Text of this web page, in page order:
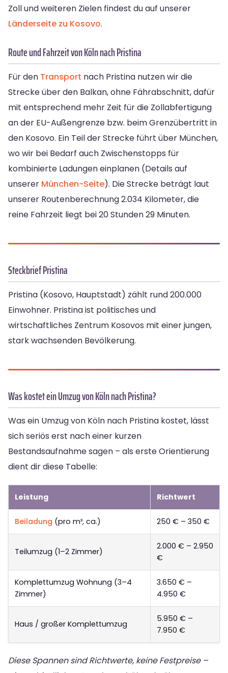
Zoll und weiteren Zielen findest du auf unserer
Länderseite zu Kosovo.
Route und Fahrzeit von Köln nach Pristina
Für den Transport nach Pristina nutzen wir die
Strecke über den Balkan, ohne Fährabschnitt, dafür
mit entsprechend mehr Zeit für die Zollabfertigung
an der EU-Außengrenze bzw. beim Grenzübertritt in
den Kosovo. Ein Teil der Strecke führt über München,
wo wir bei Bedarf auch Zwischenstopps für
kombinierte Ladungen einplanen (Details auf
unserer München-Seite). Die Strecke beträgt laut
unserer Routenberechnung 2.034 Kilometer, die
reine Fahrzeit liegt bei 20 Stunden 29 Minuten.
Steckbrief Pristina
Pristina (Kosovo, Hauptstadt) zählt rund 200.000
Einwohner. Pristina ist politisches und
wirtschaftliches Zentrum Kosovos mit einer jungen,
stark wachsenden Bevölkerung.
Was kostet ein Umzug von Köln nach Pristina?
Was ein Umzug von Köln nach Pristina kostet, lässt
sich seriös erst nach einer kurzen
Bestandsaufnahme sagen – als erste Orientierung
dient dir diese Tabelle:
Leistung Richtwert
Beiladung (pro m³, ca.) 250 € – 350 €
Teilumzug (1–2 Zimmer)
2.000 € – 2.950
€
Komplettumzug Wohnung (3–4
Zimmer)
3.650 € –
4.950 €
Haus / großer Komplettumzug
5.950 € –
7.950 €
Diese Spannen sind Richtwerte, keine Festpreise –